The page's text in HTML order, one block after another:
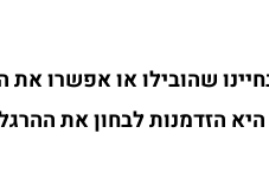
שהובילו או אפשרו את
הזדמנות לבחון את